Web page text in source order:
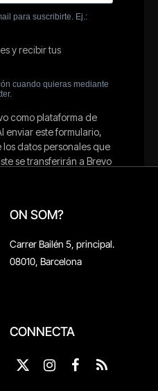
ON SOM?
Carrer Bailén 5, principal.
08010, Barcelona
CONNECTA
X
InstagramFacebook
RSS